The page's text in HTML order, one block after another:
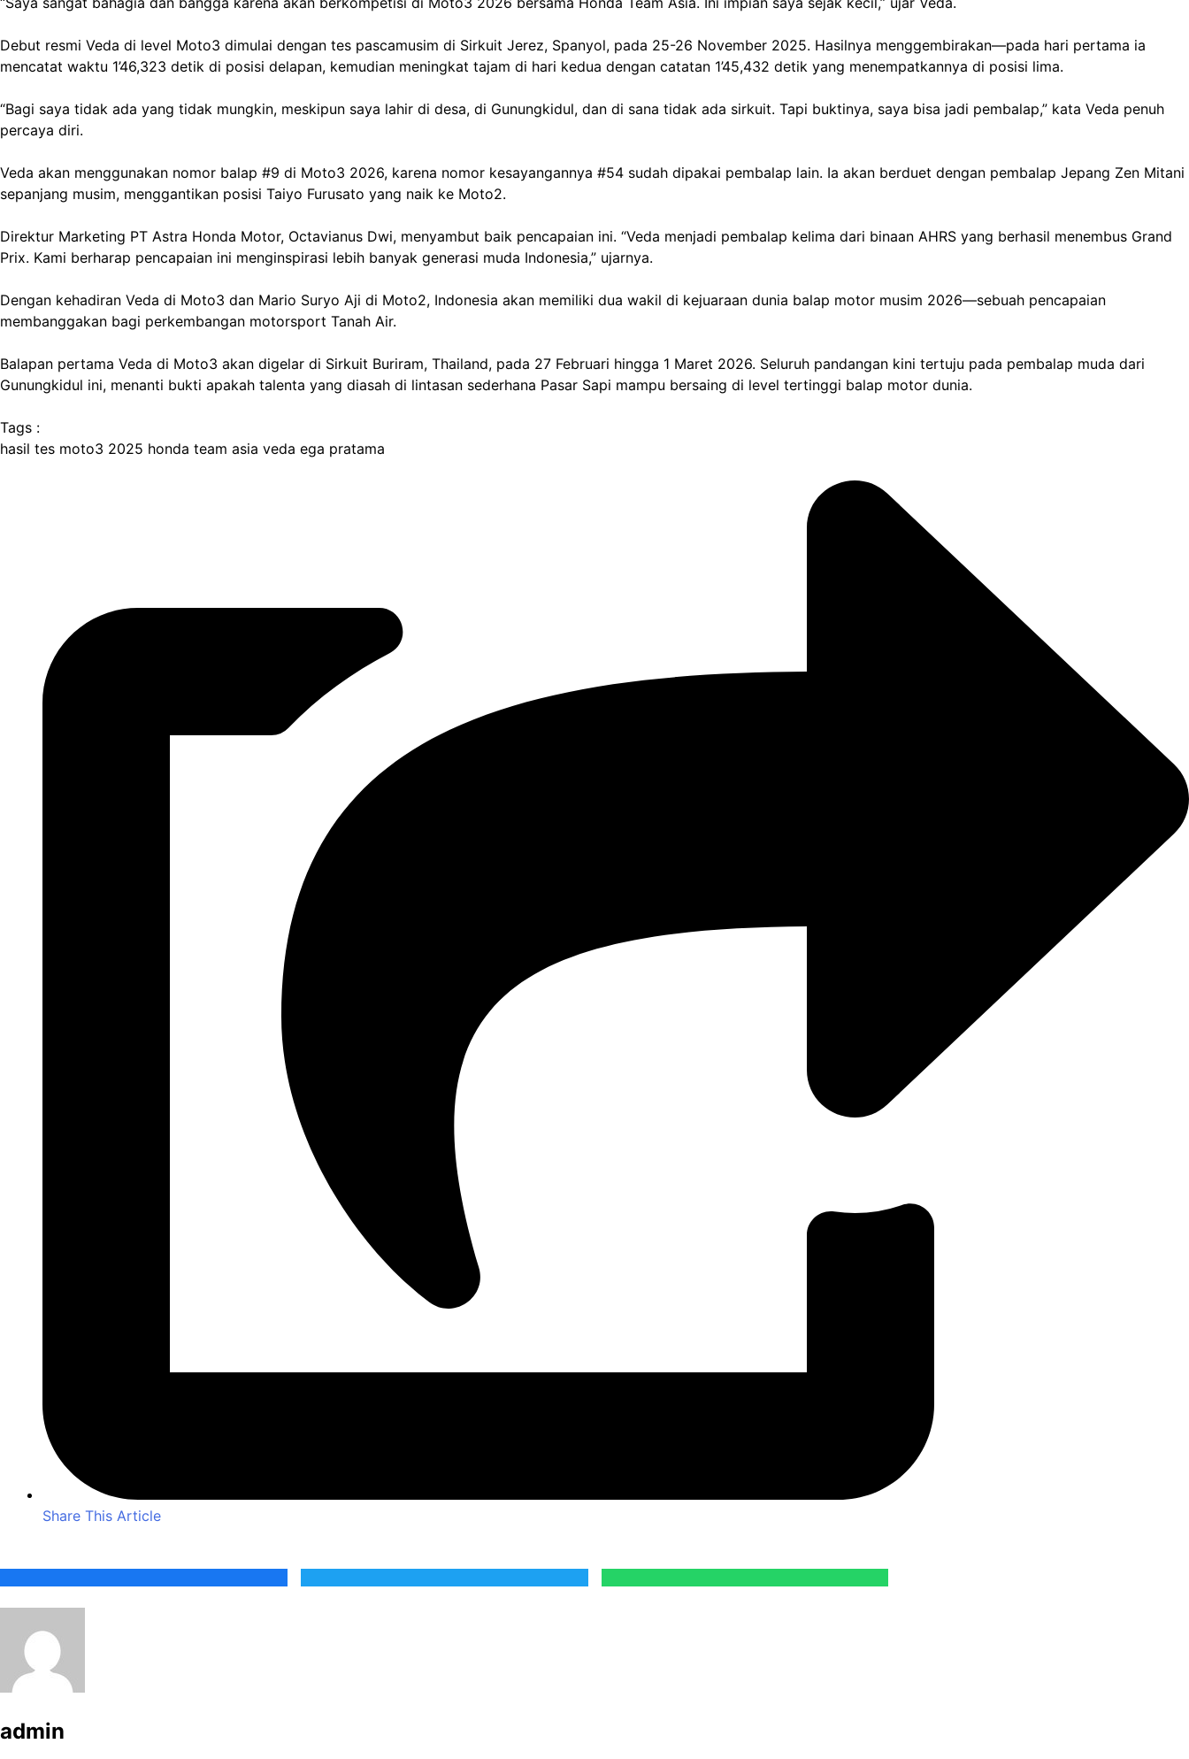
Debut resmi Veda di level Moto3 dimulai dengan tes pascamusim di Sirkuit Jerez, Spanyol, pada 25-26 November 2025. Hasilnya menggembirakan—pada hari pertama ia
mencatat waktu 1’46,323 detik di posisi delapan, kemudian meningkat tajam di hari kedua dengan catatan 1’45,432 detik yang menempatkannya di posisi lima.
“Bagi saya tidak ada yang tidak mungkin, meskipun saya lahir di desa, di Gunungkidul, dan di sana tidak ada sirkuit. Tapi buktinya, saya bisa jadi pembalap,” kata Veda penuh
percaya diri.
Veda akan menggunakan nomor balap #9 di Moto3 2026, karena nomor kesayangannya #54 sudah dipakai pembalap lain. Ia akan berduet dengan pembalap Jepang Zen Mitani
sepanjang musim, menggantikan posisi Taiyo Furusato yang naik ke Moto2.
Direktur Marketing PT Astra Honda Motor, Octavianus Dwi, menyambut baik pencapaian ini. “Veda menjadi pembalap kelima dari binaan AHRS yang berhasil menembus Grand
Prix. Kami berharap pencapaian ini menginspirasi lebih banyak generasi muda Indonesia,” ujarnya.
Dengan kehadiran Veda di Moto3 dan Mario Suryo Aji di Moto2, Indonesia akan memiliki dua wakil di kejuaraan dunia balap motor musim 2026—sebuah pencapaian
membanggakan bagi perkembangan motorsport Tanah Air.
Balapan pertama Veda di Moto3 akan digelar di Sirkuit Buriram, Thailand, pada 27 Februari hingga 1 Maret 2026. Seluruh pandangan kini tertuju pada pembalap muda dari
Gunungkidul ini, menanti bukti apakah talenta yang diasah di lintasan sederhana Pasar Sapi mampu bersaing di level tertinggi balap motor dunia.
Tags :
hasil tes moto3 2025 honda team asia veda ega pratama
Share This Article
admin